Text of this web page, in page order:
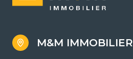
M&M IMMOBILIER